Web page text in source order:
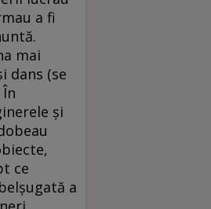
a fi
mai
dans (se
şi
ce
a